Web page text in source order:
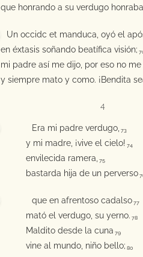
que honrando a su verdugo
Un occidc et manduca, oyó el
en éxtasis soñando beatífica visión;
mi padre así me dijo, por eso no me
y siempre mato y como. ¡Bendita
4
Era mi padre verdugo, 73
y mi madre, ¡vive el cielo! 74
envilecida ramera, 75
bastarda hija de un perverso
que en afrentoso cadalso 77
mató el verdugo, su yerno. 78
Maldito desde la cuna 79
vine al mundo, niño bello; 80